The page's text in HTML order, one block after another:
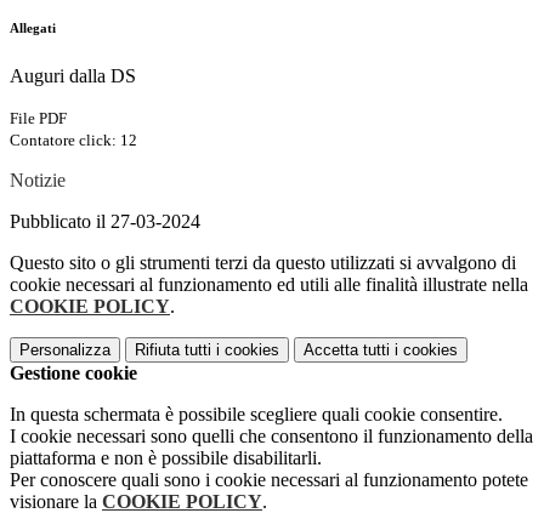
Allegati
Auguri dalla DS
File PDF
Contatore click: 12
Notizie
Pubblicato il 27-03-2024
Questo sito o gli strumenti terzi da questo utilizzati si avvalgono di
cookie necessari al funzionamento ed utili alle finalità illustrate nella
COOKIE POLICY.
Personalizza Rifiuta tutti i cookies Accetta tutti i cookies
Gestione cookie
In questa schermata è possibile scegliere quali cookie consentire.
I cookie necessari sono quelli che consentono il funzionamento della
piattaforma e non è possibile disabilitarli.
Per conoscere quali sono i cookie necessari al funzionamento potete
visionare la COOKIE POLICY.